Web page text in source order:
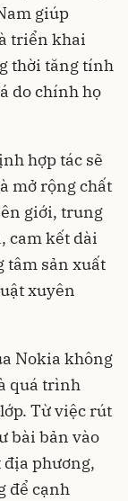
giúp
triển khai
thời tăng tính
do chính họ
hợp tác sẽ
mở rộng chất
giới, trung
cam kết dài
tâm sản xuất
xuyên
Nokia không
quá trình
Từ việc rút
bài bản vào
phương,
để cạnh